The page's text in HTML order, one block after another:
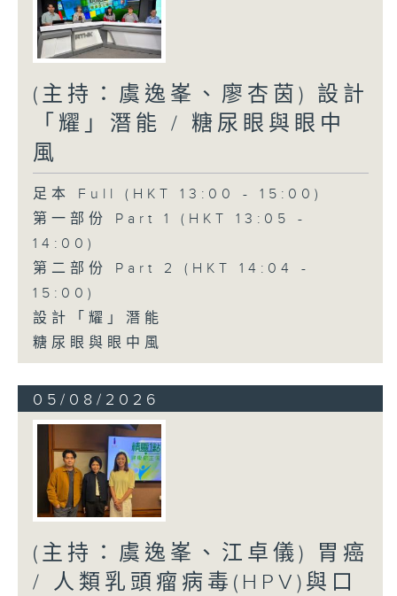
(主持：虞逸峯、廖杏茵) 設計
「耀」潛能 / 糖尿眼與眼中
風
足本 Full (HKT 13:00 - 15:00)
第一部份 Part 1 (HKT 13:05 -
14:00)
第二部份 Part 2 (HKT 14:04 -
15:00)
設計「耀」潛能
糖尿眼與眼中風
05/08/2026
(主持：虞逸峯、江卓儀) 胃癌
/ 人類乳頭瘤病毒(HPV)與口